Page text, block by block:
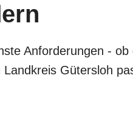
Anforderungen -
Gütersloh